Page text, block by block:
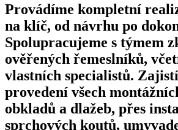
Provádíme kompletní
na klíč, od návrhu po
Spolupracujeme s týmem
ověřených řemeslníků,
vlastních specialistů.
provedení všech
obkladů a dlažeb, přes
sprchových koutů,